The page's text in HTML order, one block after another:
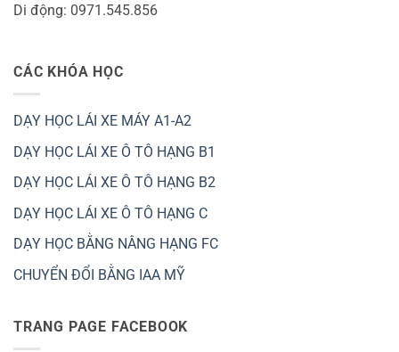
Di động: 0971.545.856
CÁC KHÓA HỌC
DẠY HỌC LÁI XE MÁY A1-A2
DẠY HỌC LÁI XE Ô TÔ HẠNG B1
DẠY HỌC LÁI XE Ô TÔ HẠNG B2
DẠY HỌC LÁI XE Ô TÔ HẠNG C
DẠY HỌC BẰNG NÂNG HẠNG FC
CHUYỂN ĐỔI BẰNG IAA MỸ
TRANG PAGE FACEBOOK